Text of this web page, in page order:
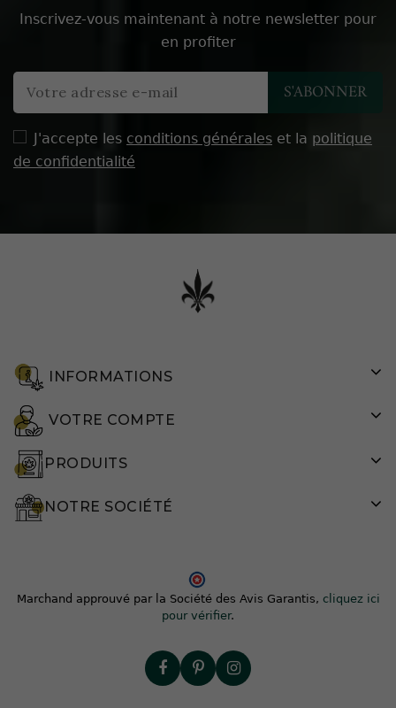
Inscrivez-vous maintenant à notre newsletter pour
en profiter
J'accepte les conditions générales et la politique
de confidentialité
INFORMATIONS
VOTRE COMPTE
PRODUITS
NOTRE SOCIÉTÉ
Marchand approuvé par la Société des Avis Garantis, cliquez ici
pour vérifier.